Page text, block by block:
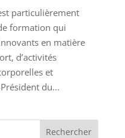
particulièrement
formation qui
en matière
d’activités
et
du...
Rechercher